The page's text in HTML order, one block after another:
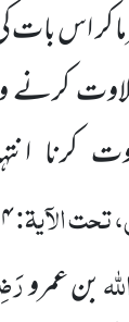
کر اس بات
کرنا
تحت الآیۃ:۴
بن عمرو